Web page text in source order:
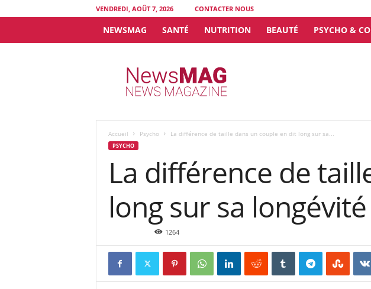
VENDREDI, AOÛT 7, 2026 CONTACTER NOUS
NEWSMAG SANTÉ NUTRITION BEAUTÉ PSYCHO &
Accueil Psycho La différence de taille dans un couple en dit long sur sa...
PSYCHO
La différence de
long sur sa longévité
1264